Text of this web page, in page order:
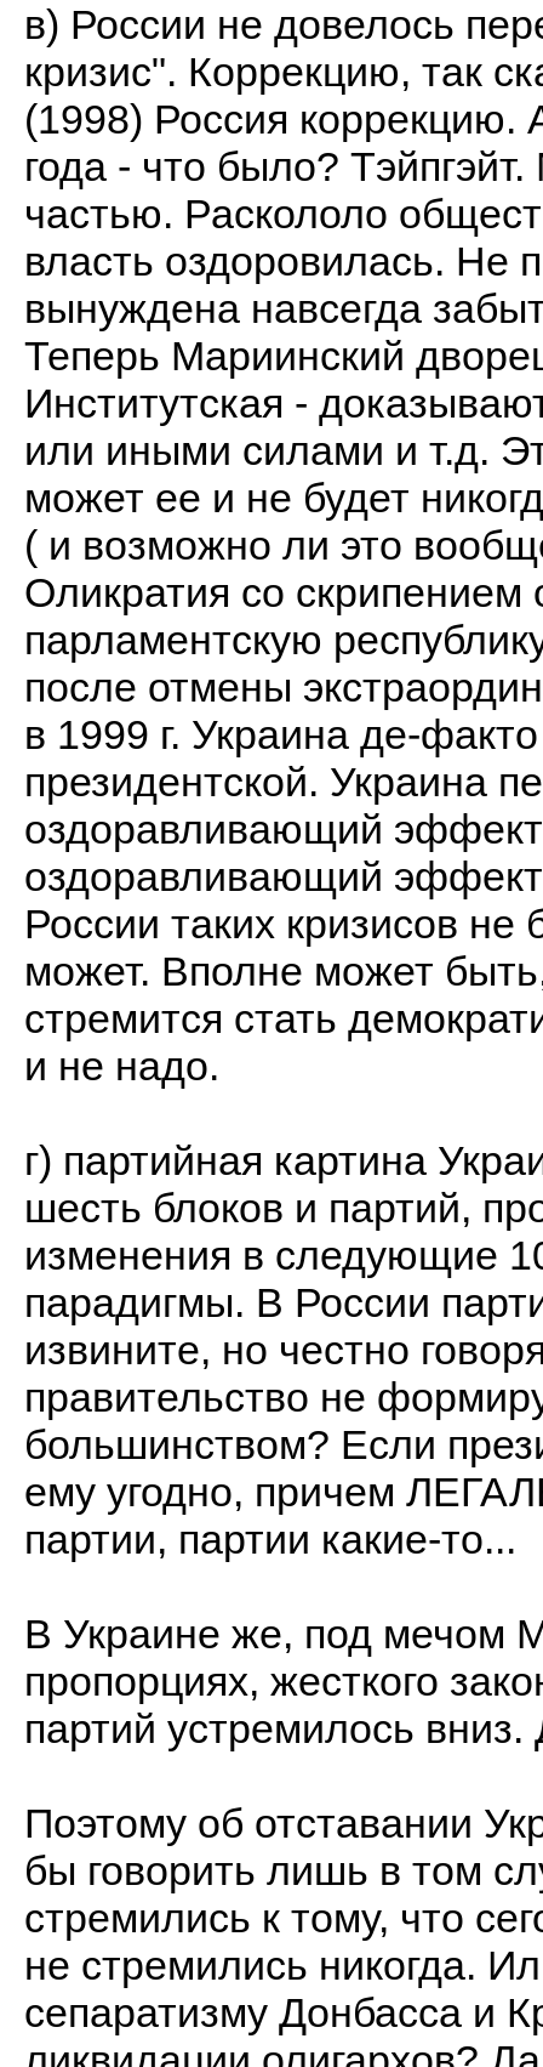
в) России не довелось
кризис". Коррекцию, так
(1998) Россия коррекцию.
года - что было?
частью. Раскололо
власть оздоровилась. Не
вынуждена навсегда
Теперь Мариинский
Институтская -
или иными силами и т.д.
может ее и не будет
( и возможно ли это
Оликратия со
парламентскую
после отмены
в 1999 г. Украина де-
президентской. Украина
оздоравливающий эффект
оздоравливающий эффект
России таких кризисов
может. Вполне может
стремится стать
и не надо.
г) партийная картина
шесть блоков и партий,
изменения в следующие
парадигмы. В России
извините, но честно
правительство не
большинством? Если
ему угодно, причем
партии, партии какие-то...
В Украине же, под мечом
пропорциях, жесткого
партий устремилось
Поэтому об отставании
бы говорить лишь в том
стремились к тому, что
не стремились никогда.
сепаратизму Донбасса и